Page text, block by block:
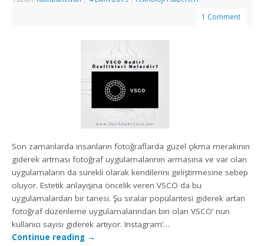
1 Comment
Son zamanlarda insanların fotoğraflarda güzel çıkma merakının
giderek artması fotoğraf uygulamalarının armasına ve var olan
uygulamaların da sürekli olarak kendilerini geliştirmesine sebep
oluyor. Estetik anlayışına öncelik veren VSCO da bu
uygulamalardan bir tanesi. Şu sıralar popülaritesi giderek artan
fotoğraf düzenleme uygulamalarından biri olan VSCO’ nun
kullanıcı sayısı giderek artıyor. Instagram’…
Continue reading →